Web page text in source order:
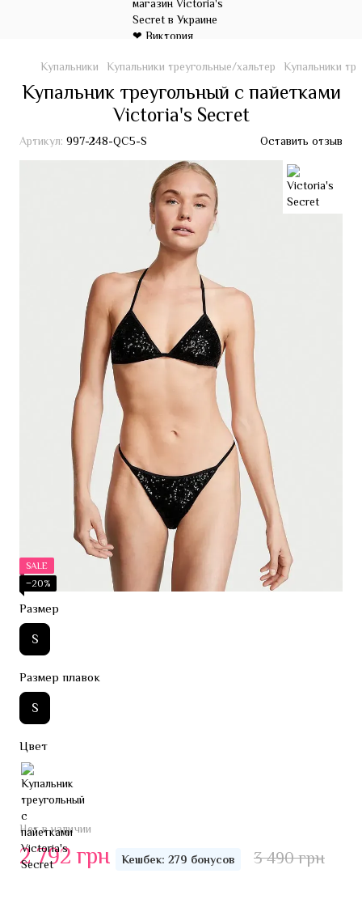
Купальники Купальники треугольные/хальтер Купальники
Купальник треугольный с пайетками
Victoria's Secret
Артикул: 997-248-QC5-S Оставить отзыв
SALE
−20%
Размер
S
Размер плавок
S
Цвет
Нет в наличии
2 792 грн Кешбек: 279 бонусов 3 490 грн